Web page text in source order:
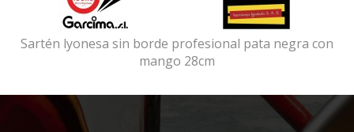
Sartén lyonesa sin borde profesional pata negra con
mango 28cm